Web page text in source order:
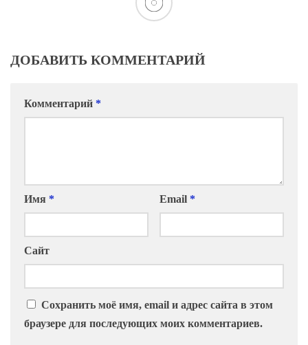
ДОБАВИТЬ КОММЕНТАРИЙ
Комментарий *
Имя * Email *
Сайт
Сохранить моё имя, email и адрес сайта в этом
браузере для последующих моих комментариев.